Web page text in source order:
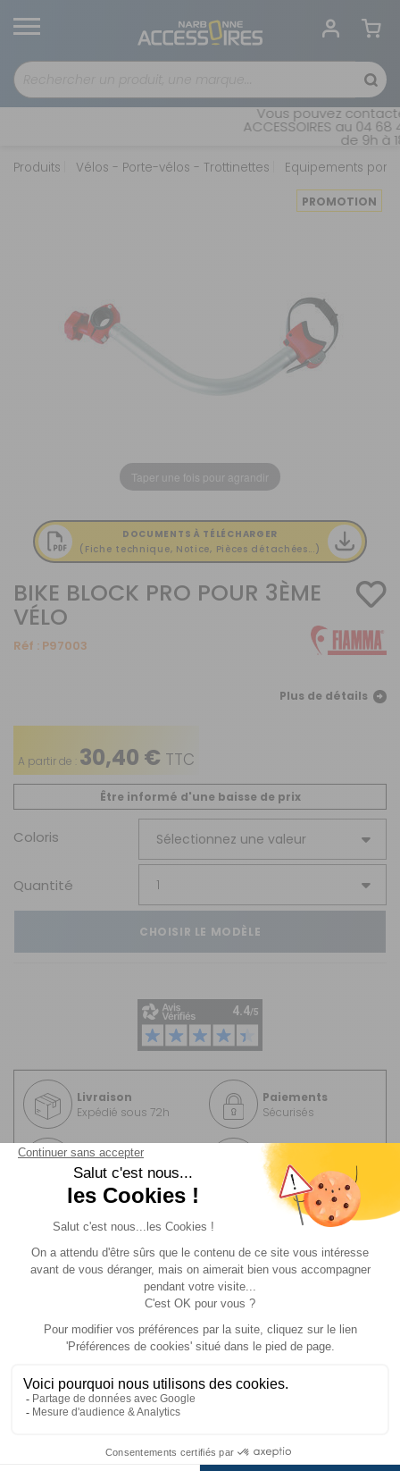
Vous pouvez
ACCESSOIRES au 04
de 9h à
Produits Vélos - Porte-vélos - Trottinettes Equipements
PROMOTION
Taper une fois pour agrandir
DOCUMENTS À TÉLÉCHARGER
(Fiche technique, Notice, Pièces détachées...)
BIKE BLOCK PRO POUR 3ÈME
VÉLO
Réf : P97003
Plus de détails
A partir de : 30,40 € TTC
Être informé d'une baisse de prix
Coloris
Quantité
CHOISIR LE MODÈLE
Livraison
Expédié sous 72h
Paiements
Sécurisés
Avantages
Carte de fidélité
Paiement
Plusieurs fois
MODÈLE(S)DU PRODUIT - BIKE BLOCK
PRO POUR 3ÈME VÉLO
3 Noir
Référence :
Coloris :Noir
Disponibilité :
Livraison à Domicile
DISPONIBLE EN LIVRAISON : EN STOCK